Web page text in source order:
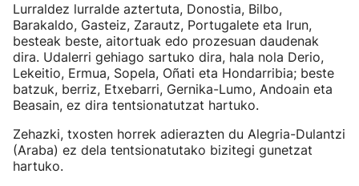
Lurraldez lurralde aztertuta, Donostia, Bilbo,
Barakaldo, Gasteiz, Zarautz, Portugalete eta Irun,
besteak beste, aitortuak edo prozesuan daudenak
dira. Udalerri gehiago sartuko dira, hala nola Derio,
Lekeitio, Ermua, Sopela, Oñati eta Hondarribia; beste
batzuk, berriz, Etxebarri, Gernika-Lumo, Andoain eta
Beasain, ez dira tentsionatutzat hartuko.
Zehazki, txosten horrek adierazten du Alegria-Dulantzi
(Araba) ez dela tentsionatutako bizitegi gunetzat
hartuko.